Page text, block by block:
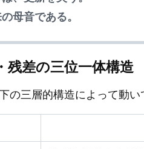
母音である。
残差の三位一体構造
の三層的構造によって動い